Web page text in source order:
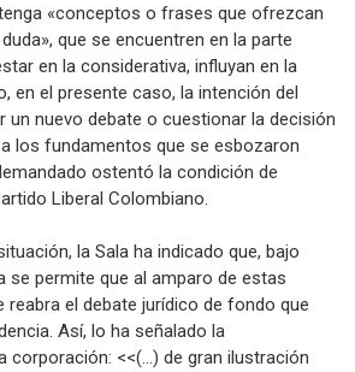
«conceptos o frases que ofrezcan
que se encuentren en la parte
en la considerativa, influyan en la
en el presente caso, la intención del
un nuevo debate o cuestionar la decisión
los fundamentos que se esbozaron
ostentó la condición de
Liberal Colombiano.
la Sala ha indicado que, bajo
se permite que al amparo de estas
reabra el debate jurídico de fondo que
Así, lo ha señalado la
corporación: <<(...) de gran ilustración